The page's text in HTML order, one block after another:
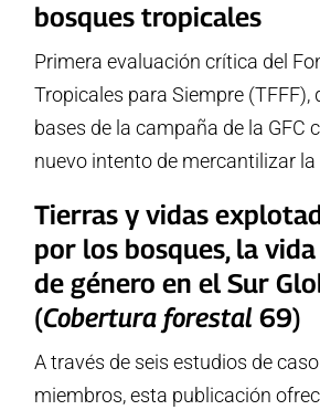
bosques tropicales
Primera evaluación crítica del
Tropicales para Siempre (TFFF),
bases de la campaña de la GFC
nuevo intento de mercantilizar
Tierras y vidas
por los bosques, la
de género en el Sur
(Cobertura forestal 69)
A través de seis estudios de
miembros, esta publicación